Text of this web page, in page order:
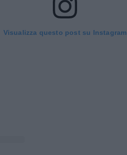
Visualizza questo post su Instagram